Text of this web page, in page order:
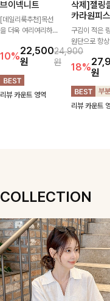
브이넥니트
[데일리룩추천]목선
을 더욱 여리여리하게
자인으로 깔끔한 무드
를 완성해주는 니트
🤍 부드러운 착용감
과 베이직한 실루엣으
로 단독은 물론 다양
10%22,500
원
24,900
원
리뷰 카운트 영역
삭제]젤링
카라원피스
구김이 적은
원단으로 항
게 착용 가능하
자로 떨어지
핏으로 군살
커버해주는
요🖤
18%원
리뷰 카운트
COLLECTION